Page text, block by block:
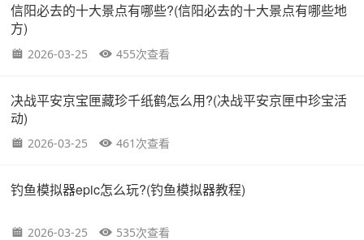
信阳必去的十大景点有哪些?(信阳必去的十大景点有哪些地
方)
2026-03-25 455次查看
决战平安京宝匣藏珍千纸鹤怎么用?(决战平安京匣中珍宝活
动)
2026-03-25 461次查看
钓鱼模拟器epic怎么玩?(钓鱼模拟器教程)
2026-03-25 535次查看